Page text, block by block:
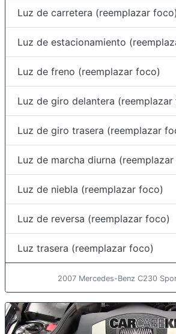
Luz de carretera (reemplazar foco)
Luz de estacionamiento
Luz de freno (reemplazar foco)
Luz de giro delantera (reemplazar
Luz de giro trasera (reemplazar
Luz de marcha diurna
Luz de niebla (reemplazar foco)
Luz de reversa (reemplazar foco)
Luz trasera (reemplazar foco)
2007 Mercedes-Benz C230